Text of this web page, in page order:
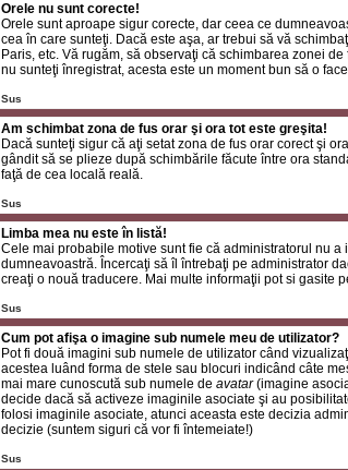
Orele nu sunt corecte!
Orele sunt aproape sigur corecte, dar ceea ce
cea în care sunteţi. Dacă este aşa, ar trebui să vă
Paris, etc. Vă rugăm, să observaţi că schimbarea zonei
nu sunteţi înregistrat, acesta este un moment bun să o
Sus
Am schimbat zona de fus orar şi ora tot este greşita!
Dacă sunteţi sigur că aţi setat zona de fus orar corect şi
gândit să se plieze după schimbările făcute între ora
faţă de cea locală reală.
Sus
Limba mea nu este în listă!
Cele mai probabile motive sunt fie că administratorul nu
dumneavoastră. Încercaţi să îl întrebaţi pe administrator
creaţi o nouă traducere. Mai multe informaţii pot si gasite
Sus
Cum pot afişa o imagine sub numele meu de utilizator?
Pot fi două imagini sub numele de utilizator când
acestea luând forma de stele sau blocuri indicând câte
mai mare cunoscută sub numele de avatar(imagine
decide dacă să activeze imaginile asociate şi au
folosi imaginile asociate, atunci aceasta este decizia
decizie (suntem siguri că vor fi întemeiate!)
Sus